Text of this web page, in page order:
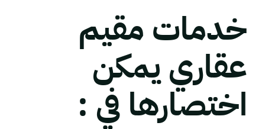
خدمات مقيم
عقاري يمكن
اختصارها في :